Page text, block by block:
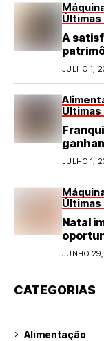
A
JULHO 1,
JULHO 1,
Natal
do
JUNHO
CATEGORIAS
Alimentação